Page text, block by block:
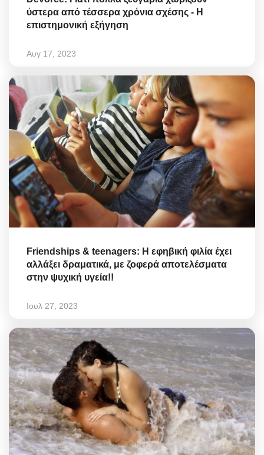
ύστερα από τέσσερα χρόνια σχέσης - Η
επιστημονική εξήγηση
Αυγ 17, 2023
Friendships & teenagers: Η εφηβική φιλία έχει
αλλάξει δραματικά, με ζοφερά αποτελέσματα
στην ψυχική υγεία!!
Ιουλ 27, 2023